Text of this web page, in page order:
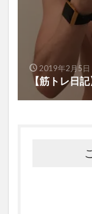
2019年2月5日
【筋トレ日